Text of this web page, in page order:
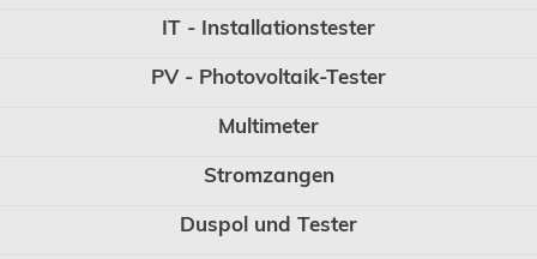
IT - Installationstester
PV - Photovoltaik-Tester
Multimeter
Stromzangen
Duspol und Tester